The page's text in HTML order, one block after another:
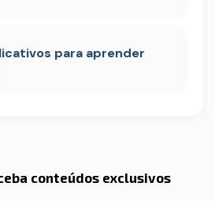
para aprender
conteúdos exclusivos